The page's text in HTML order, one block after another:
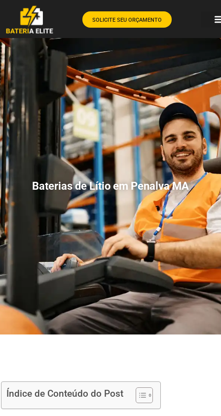
SOLICITE SEU ORÇAMENTO
Baterias de Lítio em Penalva MA
Índice de Conteúdo do Post